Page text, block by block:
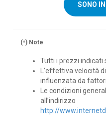
SONO
(*) Note
Tutti i prezzi indicati
L’effettiva velocità
influenzata da fattori
Le condizioni
all’indirizzo
http://